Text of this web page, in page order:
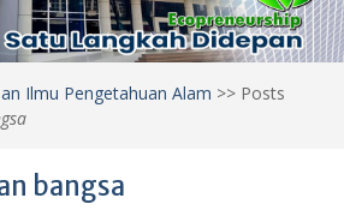
Ilmu Pengetahuan Alam >> Posts
bangsa